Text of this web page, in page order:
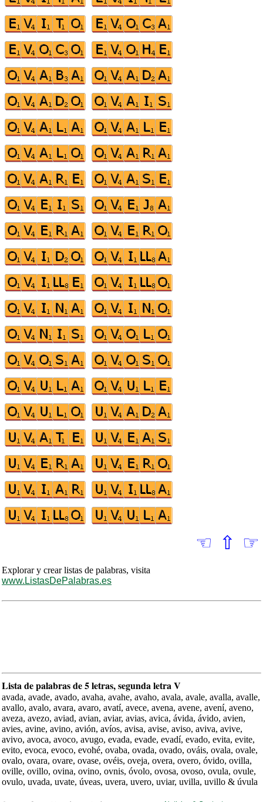
☜ ⇧ ☞
Explorar y crear listas de palabras, visita
www.ListasDePalabras.es
Lista de palabras de 5 letras, segunda letra V
avada, avade, avado, avaha, avahe, avaho, avala, avale, avalla, avalle,
avallo, avalo, avara, avaro, avatí, avece, avena, avene, avení, aveno,
aveza, avezo, aviad, avian, aviar, avias, avica, ávida, ávido, avien,
avies, avine, avino, avión, avíos, avisa, avise, aviso, aviva, avive,
avivo, avoca, avoco, avugo, evada, evade, evadí, evado, evita, evite,
evito, evoca, evoco, evohé, ovaba, ovada, ovado, ováis, ovala, ovale,
ovalo, ovara, ovare, ovase, ovéis, oveja, overa, overo, óvido, ovilla,
oville, ovillo, ovina, ovino, ovnis, óvolo, ovosa, ovoso, ovula, ovule,
ovulo, uvada, uvate, úveas, uvera, uvero, uviar, uvilla, uvillo & úvula